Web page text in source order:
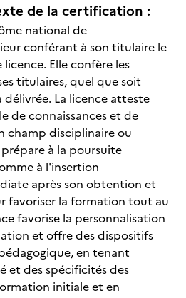
de la certification :
national de
conférant à son titulaire le
Elle confère les
titulaires, quel que soit
La licence atteste
de connaissances et de
champ disciplinaire ou
à la poursuite
à l'insertion
après son obtention et
favoriser la formation tout au
favorise la personnalisation
et offre des dispositifs
en tenant
et des spécificités des
initiale et en